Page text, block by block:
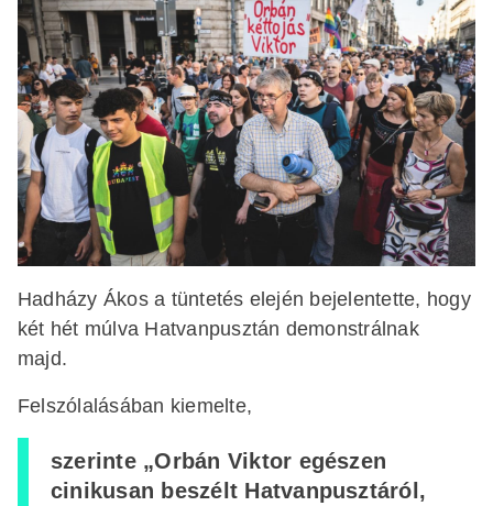
Hadházy Ákos a tüntetés elején bejelentette, hogy
két hét múlva Hatvanpusztán demonstrálnak
majd.
Felszólalásában kiemelte,
szerinte „Orbán Viktor egészen
cinikusan beszélt Hatvanpusztáról,